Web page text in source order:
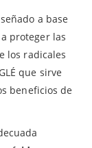
a base
proteger las
los radicales
que sirve
beneficios de